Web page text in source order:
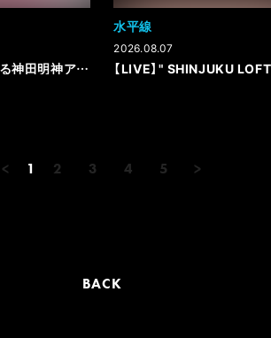
8/9（日）に開催される神田明神アイドル納涼祭り -DAY2-の出演時間が決定！
水平線
2026.08.07
< 1 2 3 4 5 >
BACK